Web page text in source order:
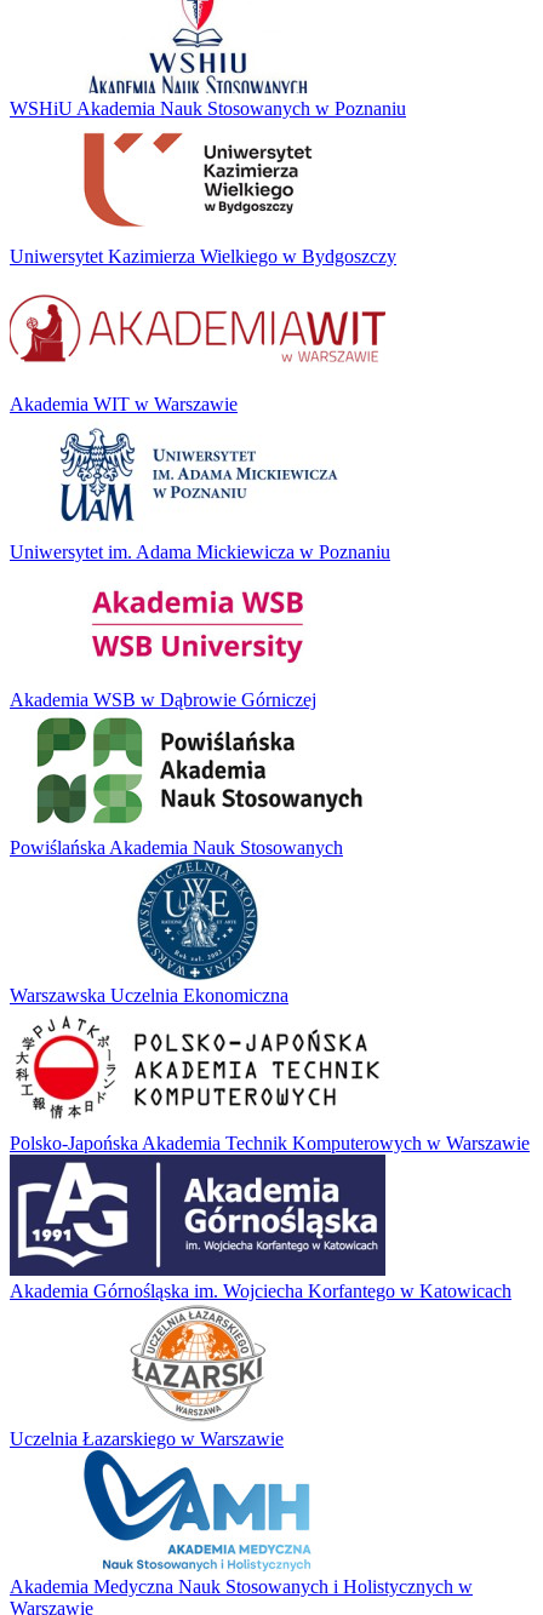
WSHiU Akademia Nauk Stosowanych w Poznaniu
Uniwersytet Kazimierza Wielkiego w Bydgoszczy
Akademia WIT w Warszawie
Uniwersytet im. Adama Mickiewicza w Poznaniu
Akademia WSB w Dąbrowie Górniczej
Powiślańska Akademia Nauk Stosowanych
Warszawska Uczelnia Ekonomiczna
Polsko-Japońska Akademia Technik Komputerowych w Warszawie
Akademia Górnośląska im. Wojciecha Korfantego w Katowicach
Uczelnia Łazarskiego w Warszawie
Akademia Medyczna Nauk Stosowanych i Holistycznych w
Warszawie